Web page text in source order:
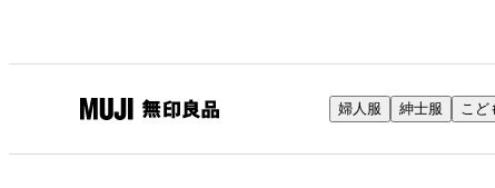
印
婦人服 紳士服 こど